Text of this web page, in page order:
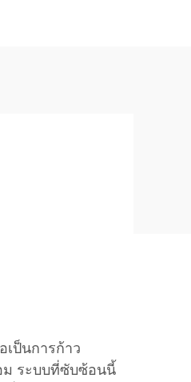
ป็นการก้าว
ม ระบบที่ซับซ้อนนี้